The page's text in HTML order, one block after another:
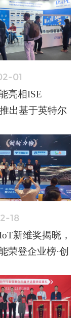
01
亮相ISE
出基于英特尔
PC
18
新维奖揭晓，
荣登企业榜·创